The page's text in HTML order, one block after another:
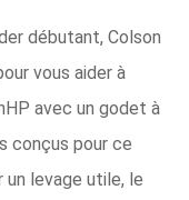
débutant, Colson
vous aider à
avec un godet à
conçus pour ce
levage utile, le